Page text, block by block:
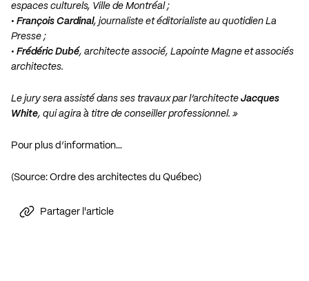
espaces culturels, Ville de Montréal ;
• François Cardinal, journaliste et éditorialiste au quotidien La
Presse ;
• Frédéric Dubé, architecte associé, Lapointe Magne et associés
architectes.
Le jury sera assisté dans ses travaux par l’architecte Jacques
White, qui agira à titre de conseiller professionnel. »
Pour plus d’information…
(Source: Ordre des architectes du Québec)
Partager l'article